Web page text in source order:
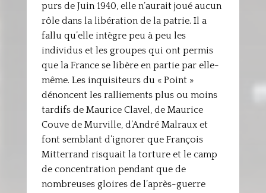
purs de Juin 1940, elle n’aurait joué aucun
rôle dans la libération de la patrie. Il a
fallu qu’elle intègre peu à peu les
individus et les groupes qui ont permis
que la France se libère en partie par elle-
même. Les inquisiteurs du « Point »
dénoncent les ralliements plus ou moins
tardifs de Maurice Clavel, de Maurice
Couve de Murville, d’André Malraux et
font semblant d’ignorer que François
Mitterrand risquait la torture et le camp
de concentration pendant que de
nombreuses gloires de l’après-guerre